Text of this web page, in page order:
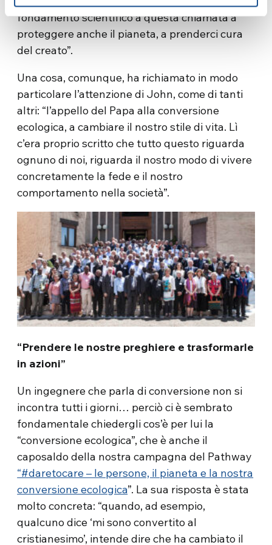
fondamento scientifico a questa chiamata a
proteggere anche il pianeta, a prenderci cura
del creato”.
Una cosa, comunque, ha richiamato in modo
particolare l’attenzione di John, come di tanti
altri: “l’appello del Papa alla conversione
ecologica, a cambiare il nostro stile di vita. Lì
c’era proprio scritto che tutto questo riguarda
ognuno di noi, riguarda il nostro modo di vivere
concretamente la fede e il nostro
comportamento nella società”.
“Prendere le nostre preghiere e trasformarle
in azioni”
Un ingegnere che parla di conversione non si
incontra tutti i giorni… perciò ci è sembrato
fondamentale chiedergli cos’è per lui la
“conversione ecologica”, che è anche il
caposaldo della nostra campagna del Pathway
“#daretocare – le persone, il pianeta e la nostra
conversione ecologica”. La sua risposta è stata
molto concreta: “quando, ad esempio,
qualcuno dice ‘mi sono convertito al
cristianesimo’, intende dire che ha cambiato il